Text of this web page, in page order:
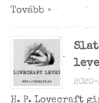
Tovább »
H. P. Lovecraft